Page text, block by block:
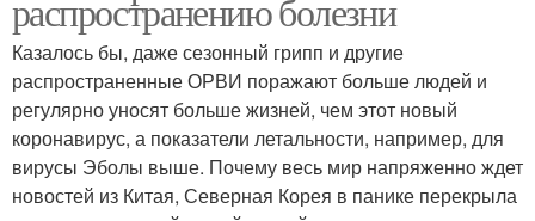
распространению болезни
Казалось бы, даже сезонный грипп и другие
распространенные ОРВИ поражают больше людей и
регулярно уносят больше жизней, чем этот новый
коронавирус, а показатели летальности, например, для
вирусы Эболы выше. Почему весь мир напряженно ждет
новостей из Китая, Северная Корея в панике перекрыла